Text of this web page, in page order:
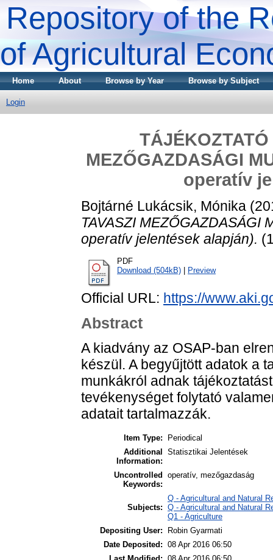
Repository of the
of Agricultural
Home About Browse by Year Browse by Subject
Login
MEZŐGAZDASÁGI
operatív
Bojtárné Lukácsik, Mónika
TAVASZI MEZŐGAZDASÁGI
operatív jelentések alapján).
PDF
Download (504kB)
Preview
Official URL: https://
Abstract
A kiadvány az OSAP-ban
készül. A begyűjtött adatok a
munkákról adnak
tevékenységet folytató
adatait tartalmazzák.
Item Type:
Periodical
Additional
Information:
Statisztikai Jelentések
Uncontrolled
Keywords:
operatív, mezőgazdaság
Subjects:
Q - Agricultural and Natural
Q - Agricultural and Natural
Q1 - Agriculture
Depositing User:
Robin Gyarmati
Date Deposited: 08 Apr 2016 06:50